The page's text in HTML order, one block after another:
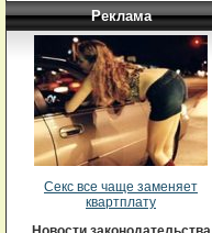
Реклама
Секс все чаще заменяет
квартплату